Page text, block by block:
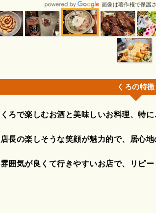
画像は著作権で保護
くろの特徴
くろで楽しむお酒と美味しいお料理、特に
店長の楽しそうな笑顔が魅力的で、居心地
雰囲気が良くて行きやすいお店で、リピー